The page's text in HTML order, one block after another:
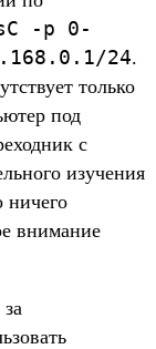
-p 0-
24.
только
под
с
изучения
ничего
внимание